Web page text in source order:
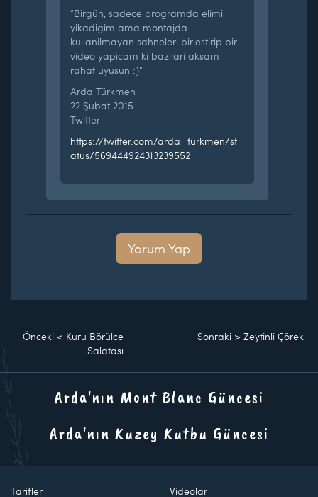
“Birgün, sadece programda elimi
yikadigim ama montajda
kullanilmayan sahneleri birlestirip bir
video yapicam ki bazilari aksam
rahat uyusun :)”
Arda Türkmen
22 Şubat 2015
Twitter
https://twitter.com/arda_turkmen/st
atus/569444924313239552
Yorum Yap
Önceki < Kuru Börülce
Salatası
Sonraki >Zeytinli Çörek
Arda'nın Mont Blanc Güncesi
Arda'nın Kuzey Kutbu Güncesi
Tarifler Videolar